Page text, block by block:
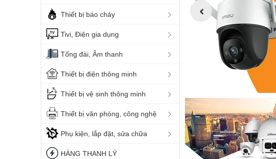
Thiết bị báo cháy
Tivi, Điện gia dụng
Tổng đài, Âm thanh
Thiết bị điện thông minh
Thiết bị vệ sinh thông minh
Thiết bị văn phòng, công nghệ
Phụ kiện, lắp đặt, sửa chữa
HÀNG THANH LÝ